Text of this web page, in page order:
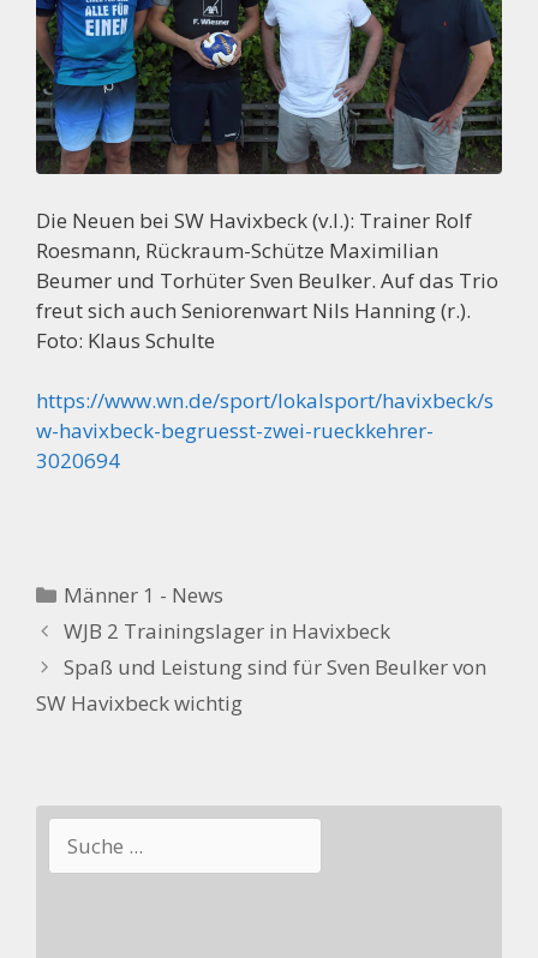
Die Neuen bei SW Havixbeck (v.l.): Trainer Rolf
Roesmann, Rückraum-Schütze Maximilian
Beumer und Torhüter Sven Beulker. Auf das Trio
freut sich auch Seniorenwart Nils Hanning (r.).
Foto: Klaus Schulte
https://www.wn.de/sport/lokalsport/havixbeck/s
w-havixbeck-begruesst-zwei-rueckkehrer-
3020694
Kategorien
Männer 1 - News
WJB 2 Trainingslager in Havixbeck
Spaß und Leistung sind für Sven Beulker von
SW Havixbeck wichtig